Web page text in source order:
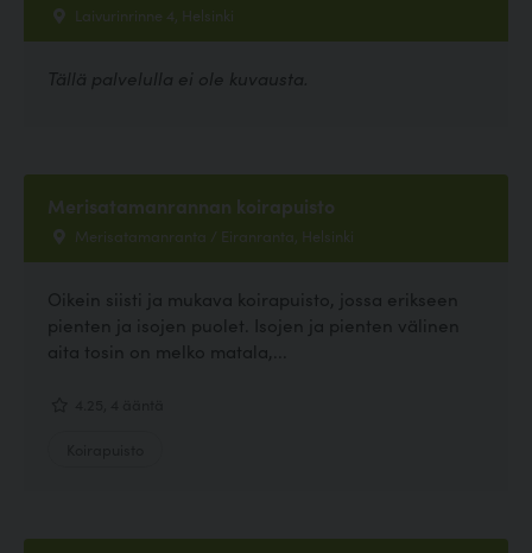
Laivurinrinne 4, Helsinki
Tällä palvelulla ei ole kuvausta.
Merisatamanrannan koirapuisto
Merisatamanranta / Eiranranta, Helsinki
Oikein siisti ja mukava koirapuisto, jossa erikseen
pienten ja isojen puolet. Isojen ja pienten välinen
aita tosin on melko matala,...